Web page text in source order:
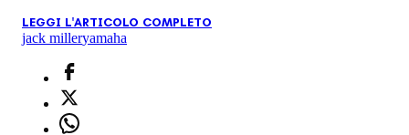
LEGGI L'ARTICOLO COMPLETO
jack milleryamaha